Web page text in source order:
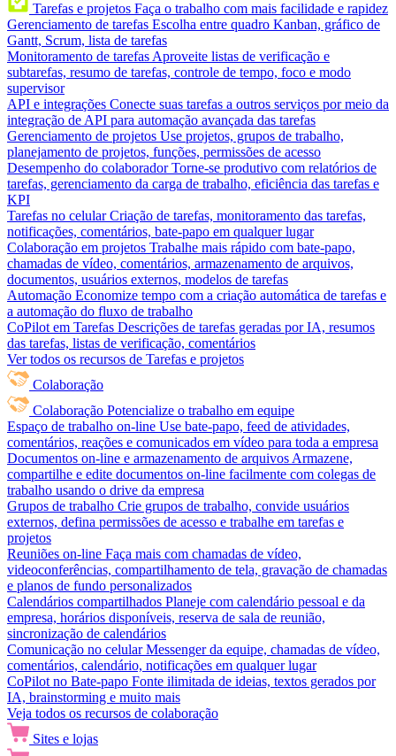
Tarefas e projetos Faça o trabalho com mais facilidade e rapidez
Gerenciamento de tarefas Escolha entre quadro Kanban, gráfico de
Gantt, Scrum, lista de tarefas
Monitoramento de tarefas Aproveite listas de verificação e
subtarefas, resumo de tarefas, controle de tempo, foco e modo
supervisor
API e integrações Conecte suas tarefas a outros serviços por meio da
integração de API para automação avançada das tarefas
Gerenciamento de projetos Use projetos, grupos de trabalho,
planejamento de projetos, funções, permissões de acesso
Desempenho do colaborador Torne-se produtivo com relatórios de
tarefas, gerenciamento da carga de trabalho, eficiência das tarefas e
KPI
Tarefas no celular Criação de tarefas, monitoramento das tarefas,
notificações, comentários, bate-papo em qualquer lugar
Colaboração em projetos Trabalhe mais rápido com bate-papo,
chamadas de vídeo, comentários, armazenamento de arquivos,
documentos, usuários externos, modelos de tarefas
Automação Economize tempo com a criação automática de tarefas e
a automação do fluxo de trabalho
CoPilot em Tarefas Descrições de tarefas geradas por IA, resumos
das tarefas, listas de verificação, comentários
Ver todos os recursos de Tarefas e projetos
Colaboração
Colaboração Potencialize o trabalho em equipe
Espaço de trabalho on-line Use bate-papo, feed de atividades,
comentários, reações e comunicados em vídeo para toda a empresa
Documentos on-line e armazenamento de arquivos Armazene,
compartilhe e edite documentos on-line facilmente com colegas de
trabalho usando o drive da empresa
Grupos de trabalho Crie grupos de trabalho, convide usuários
externos, defina permissões de acesso e trabalhe em tarefas e
projetos
Reuniões on-line Faça mais com chamadas de vídeo,
videoconferências, compartilhamento de tela, gravação de chamadas
e planos de fundo personalizados
Calendários compartilhados Planeje com calendário pessoal e da
empresa, horários disponíveis, reserva de sala de reunião,
sincronização de calendários
Comunicação no celular Messenger da equipe, chamadas de vídeo,
comentários, calendário, notificações em qualquer lugar
CoPilot no Bate-papo Fonte ilimitada de ideias, textos gerados por
IA, brainstorming e muito mais
Veja todos os recursos de colaboração
Sites e lojas